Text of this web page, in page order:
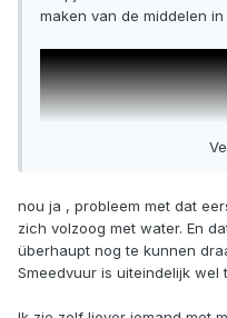
maken van de middelen
nou ja , probleem met dat
zich volzoog met water. En
überhaupt nog te kunnen
Smeedvuur is uiteindelijk wel